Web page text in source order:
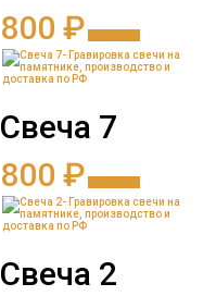
800 ₽
Свеча 7
800 ₽
Свеча 2